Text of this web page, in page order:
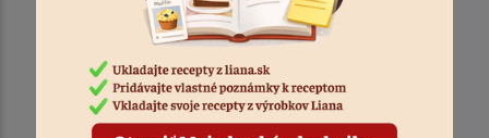
TOVAR ODOSIELAME
DO 1-2 PRACOVNÝCH DNÍ
OD PRIJATIA OBJEDNÁVKY